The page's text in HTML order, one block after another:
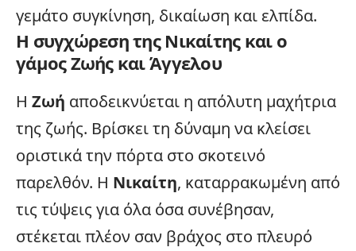
γεμάτο συγκίνηση, δικαίωση και ελπίδα.
Η συγχώρεση της Νικαίτης και ο
γάμος Ζωής και Άγγελου
Η Ζωή αποδεικνύεται η απόλυτη μαχήτρια
της ζωής. Βρίσκει τη δύναμη να κλείσει
οριστικά την πόρτα στο σκοτεινό
παρελθόν. Η Νικαίτη, καταρρακωμένη από
τις τύψεις για όλα όσα συνέβησαν,
στέκεται πλέον σαν βράχος στο πλευρό